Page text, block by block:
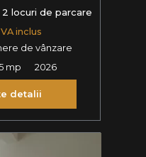
2 locuri de parcare
inclus
de vânzare
mp 2026
detalii